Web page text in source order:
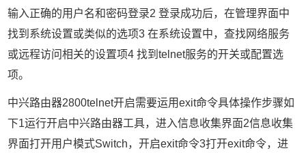
输入正确的用户名和密码登录2 登录成功后，在管理界面中
找到系统设置或类似的选项3 在系统设置中，查找网络服务
或远程访问相关的设置项4 找到telnet服务的开关或配置选
项。
中兴路由器2800telnet开启需要运用exit命令具体操作步骤如
下1运行开启中兴路由器工具，进入信息收集界面2信息收集
界面打开用户模式Switch，开启exit命令3打开exit命令，进